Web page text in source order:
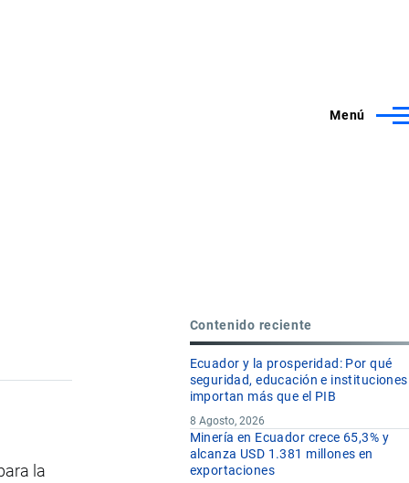
Menú
la
Contenido reciente
Ecuador y la prosperidad: Por qué
seguridad, educación e instituciones
importan más que el PIB
8 Agosto, 2026
Minería en Ecuador crece 65,3% y
alcanza USD 1.381 millones en
exportaciones